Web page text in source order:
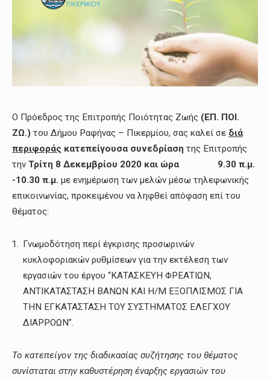
O Πρόεδρος της Επιτροπής Ποιότητας Ζωής (ΕΠ. ΠΟΙ.
ΖΩ.) του Δήμου Ραφήνας – Πικερμίου, σας καλεί σε διά
περιφοράς κατεπείγουσα συνεδρίαση της Επιτροπής
την Τρίτη 8 Δεκεμβρίου 2020 και ώρα 9.30 π.μ.
-10.30 π.μ. με ενημέρωση των μελών μέσω τηλεφωνικής
επικοινωνίας, προκειμένου να ληφθεί απόφαση επί του
θέματος:
Γνωμοδότηση περί έγκρισης προσωρινών
κυκλοφοριακών ρυθμίσεων για την εκτέλεση των
εργασιών του έργου “ΚΑΤΑΣΚΕΥΗ ΦΡΕΑΤΙΩΝ,
ΑΝΤΙΚΑΤΑΣΤΑΣΗ ΒΑΝΩΝ ΚΑΙ Η/Μ ΕΞΟΠΛΙΣΜΟΣ ΓΙΑ
ΤΗΝ ΕΓΚΑΤΑΣΤΑΣΗ ΤΟΥ ΣΥΣΤΗΜΑΤΟΣ ΕΛΕΓΧΟΥ
ΔΙΑΡΡΟΩΝ”.
Το κατεπείγον της διαδικασίας συζήτησης του θέματος
συνίσταται στην καθυστέρηση έναρξης εργασιών του